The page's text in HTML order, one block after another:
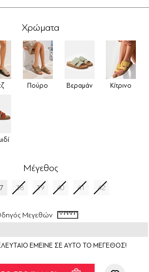
Χρώματα
Πούρο Βεραμάν Κίτρινο
Μέγεθος
38 39 40 41 42
Μεγεθών
ΕΜΕΙΝΕ ΣΕ ΑΥΤΟ ΤΟ ΜΕΓΕΘΟΣ!